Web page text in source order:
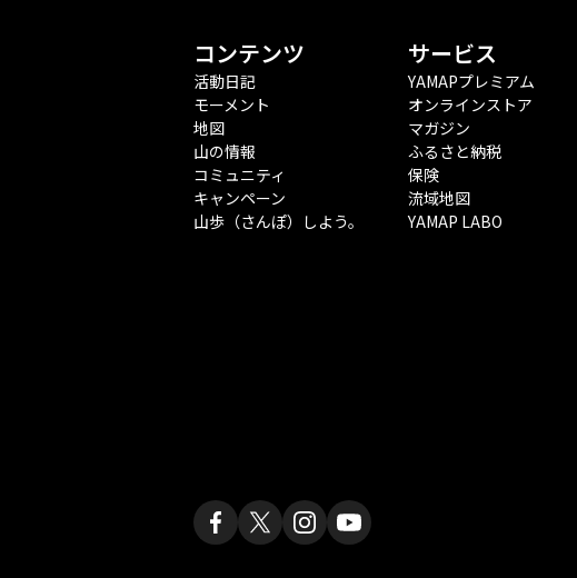
コンテンツ
活動日記
モーメント
地図
山の情報
コミュニティ
キャンペーン
山歩（さんぽ）しよう。
サービス
YAMAPプレミアム
オンラインストア
マガジン
ふるさと納税
保険
流域地図
YAMAP LABO